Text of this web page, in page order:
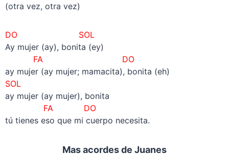
(otra vez, otra vez)
DO SOL
Ay mujer (ay), bonita (ey)
FA DO
ay mujer (ay mujer; mamacita), bonita (eh)
SOL
ay mujer (ay mujer), bonita
FA DO
tú tienes eso que mi cuerpo necesita.
Mas acordes de Juanes